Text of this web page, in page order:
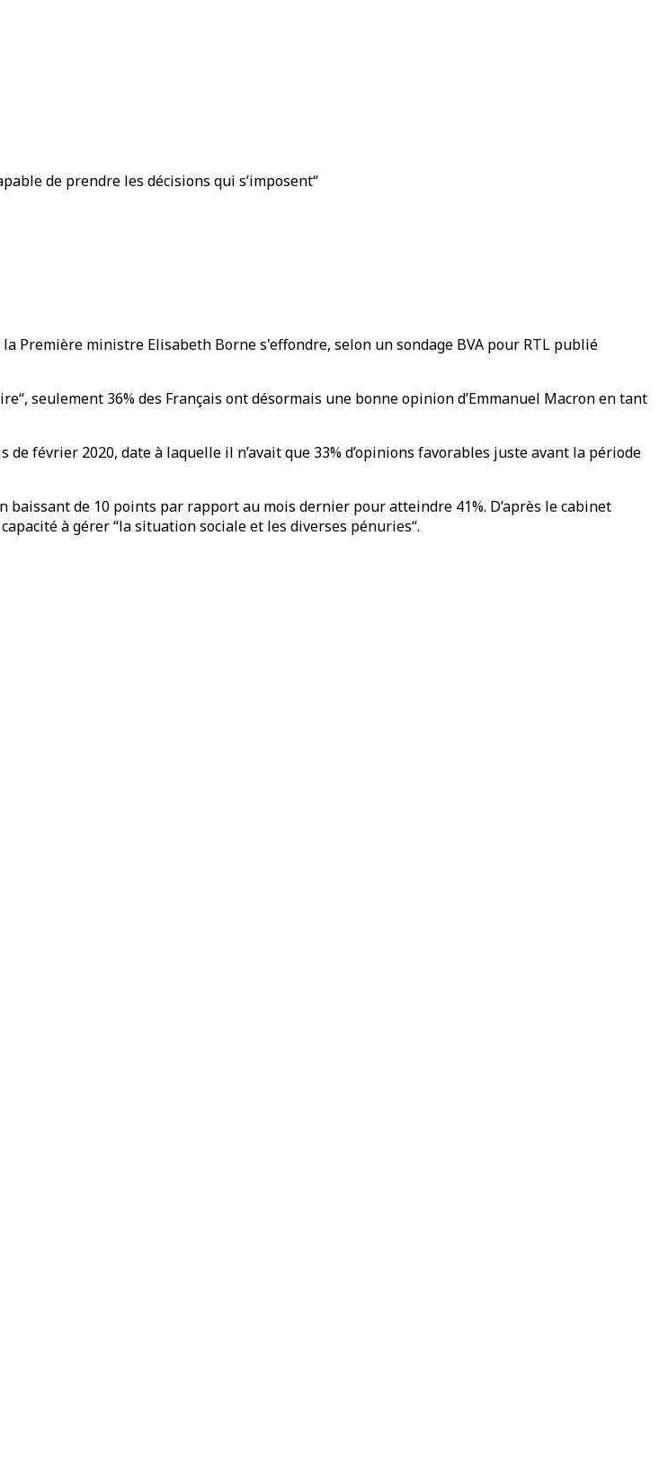
de prendre les décisions qui s’imposent“
Première ministre Elisabeth Borne s'effondre, selon un sondage BVA pour RTL publié
seulement 36% des Français ont désormais une bonne opinion d’Emmanuel Macron en tant
février 2020, date à laquelle il n’avait que 33% d’opinions favorables juste avant la période
de 10 points par rapport au mois dernier pour atteindre 41%. D’après le cabinet
à gérer “la situation sociale et les diverses pénuries“.